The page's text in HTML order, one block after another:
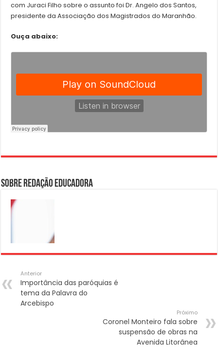
com Juraci Filho sobre o assunto foi Dr. Angelo dos Santos,
presidente da Associação dos Magistrados do Maranhão.
Ouça abaixo:
Sobre Redação Educadora
Anterior
Importância das paróquias é
tema da Palavra do
Arcebispo
Próximo
Coronel Monteiro fala sobre
suspensão de obras na
Avenida Litorânea